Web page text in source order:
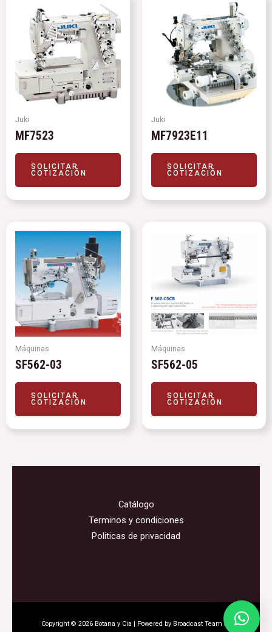
Juki
MF7523
SOLICITAR
COTIZACIÓN
Juki
MF7923E11
SOLICITAR
COTIZACIÓN
Máquinas
SF562-03
SOLICITAR
COTIZACIÓN
Máquinas
SF562-05
SOLICITAR
COTIZACIÓN
Catálogo
Terminos y condiciones
Politicas de privacidad
Copyright © 2026 Botana y Cia | Powered by Broadcast Team SA